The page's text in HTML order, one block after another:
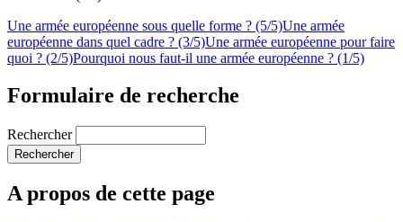
Une armée européenne sous quelle forme ? (5/5)Une armée
européenne dans quel cadre ? (3/5)Une armée européenne pour faire
quoi ? (2/5)Pourquoi nous faut-il une armée européenne ? (1/5)
Formulaire de recherche
Rechercher
A propos de cette page